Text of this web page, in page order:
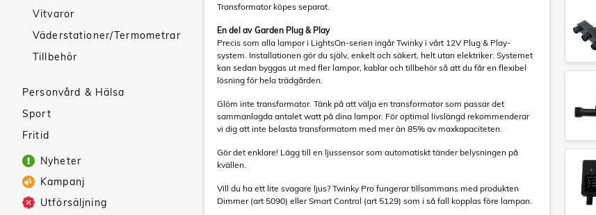
Vitvaror
Väderstationer/Termometrar
Tillbehör
Personvård & Hälsa
Sport
Fritid
Nyheter
Kampanj
Utförsäljning
Transformator köpes separat.
En del av Garden Plug & Play
Precis som alla lampor i LightsOn-serien ingår Twinky i vårt 12V Plug & Play-
system. Installationen gör du själv, enkelt och säkert, helt utan elektriker. Systemet
kan sedan byggas ut med fler lampor, kablar och tillbehör så att du får en flexibel
lösning för hela trädgården.
Glöm inte transformator. Tänk på att välja en transformator som passar det
sammanlagda antalet watt på dina lampor. För optimal livslängd rekommenderar
vi dig att inte belasta transformatorn med mer än 85% av maxkapaciteten.
Gör det enklare! Lägg till en ljussensor som automatiskt tänder belysningen på
kvällen.
Vill du ha ett lite svagare ljus? Twinky Pro fungerar tillsammans med produkten
Dimmer (art 5090) eller Smart Control (art 5129) som i så fall kopplas före lampan.